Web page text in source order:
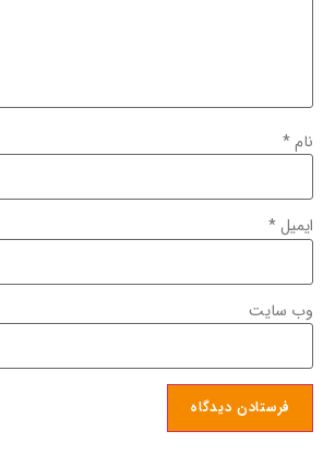
نام*
ایمیل*
وب‌ سایت